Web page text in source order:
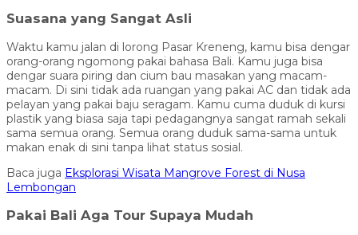
Suasana yang Sangat Asli
Waktu kamu jalan di lorong Pasar Kreneng, kamu bisa dengar
orang-orang ngomong pakai bahasa Bali. Kamu juga bisa
dengar suara piring dan cium bau masakan yang macam-
macam. Di sini tidak ada ruangan yang pakai AC dan tidak ada
pelayan yang pakai baju seragam. Kamu cuma duduk di kursi
plastik yang biasa saja tapi pedagangnya sangat ramah sekali
sama semua orang. Semua orang duduk sama-sama untuk
makan enak di sini tanpa lihat status sosial.
Baca juga Eksplorasi Wisata Mangrove Forest di Nusa
Lembongan
Pakai Bali Aga Tour Supaya Mudah